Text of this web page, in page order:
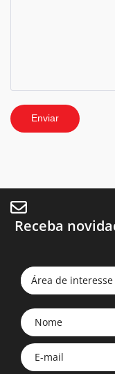
Receba
Área de interesse